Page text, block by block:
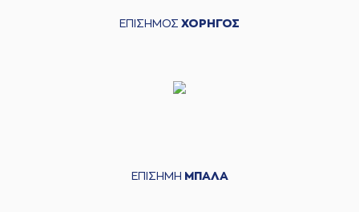
ΕΠΙΣΗΜΟΣ ΧΟΡΗΓΟΣ
ΕΠΙΣΗΜΗ ΜΠΑΛΑ